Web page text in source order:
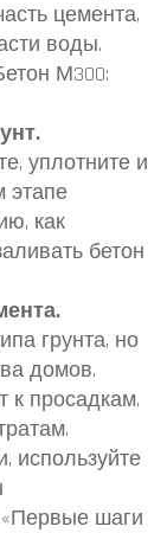
цемента,
воды.
М300:
уплотните и
этапе
как
бетон
грунта, но
домов.
к просадкам,
используйте
«Первые шаги